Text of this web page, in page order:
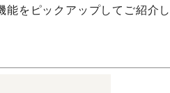
をピックアップしてご紹介し